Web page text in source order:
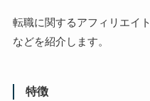
転職に関するアフィリエイ
などを紹介します。
特徴